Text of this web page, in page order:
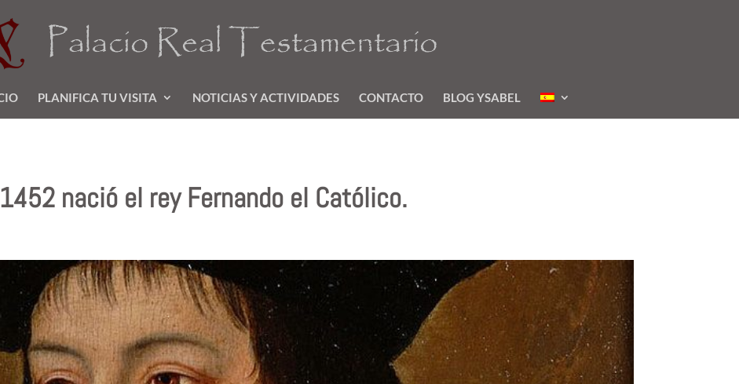
PLANIFICA TU VISITA NOTICIAS Y ACTIVIDADES CONTACTO BLOG YSABEL
nació el rey Fernando el Católico.